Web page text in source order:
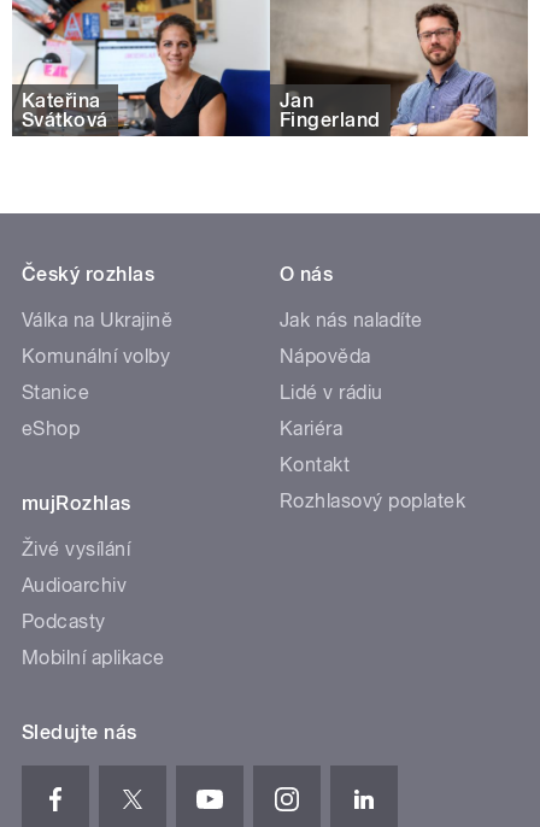
Kateřina
Svátková
Jan
Fingerland
Český rozhlas
Válka na Ukrajině
Komunální volby
Stanice
eShop
mujRozhlas
Živé vysílání
Audioarchiv
Podcasty
Mobilní aplikace
O nás
Jak nás naladíte
Nápověda
Lidé v rádiu
Kariéra
Kontakt
Rozhlasový poplatek
Sledujte nás